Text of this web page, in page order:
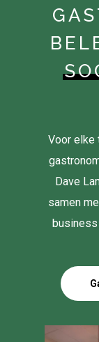
Voor elke
Dave
samen
business